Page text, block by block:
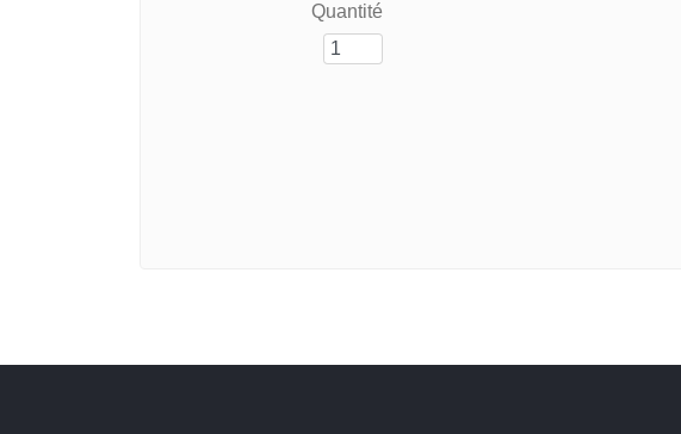
Quantité